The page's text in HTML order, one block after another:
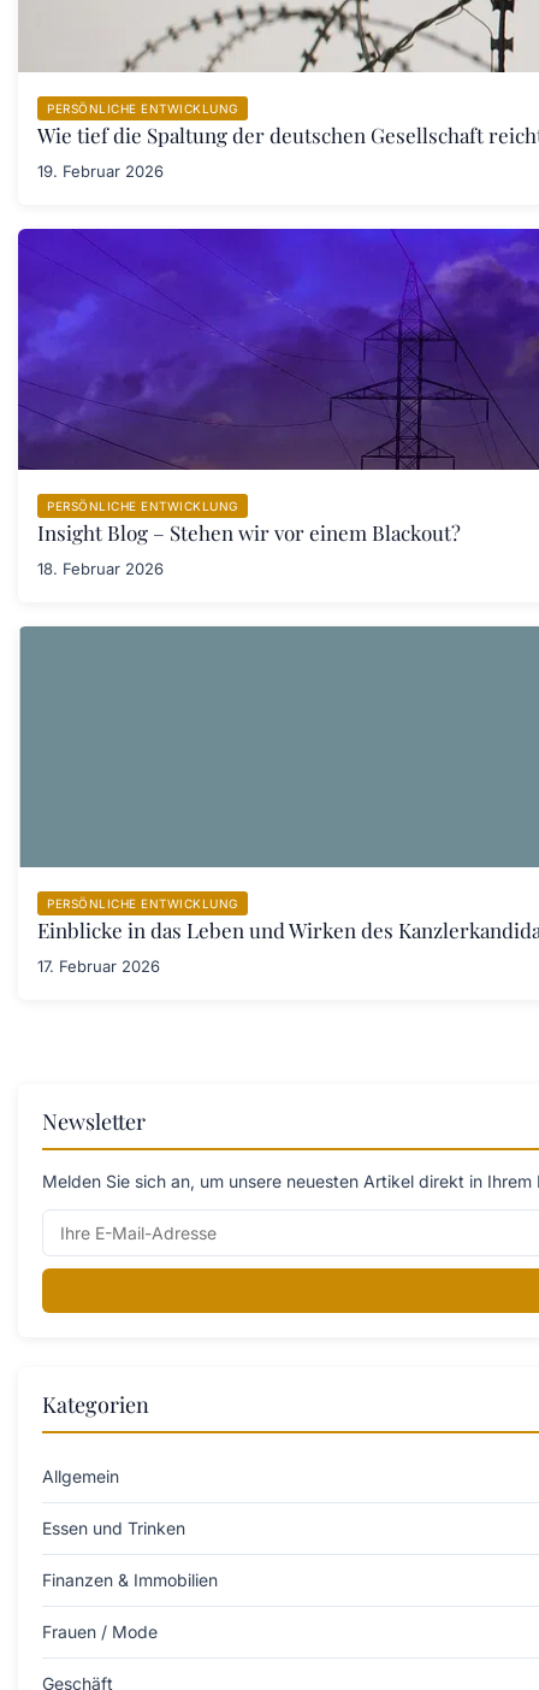
PERSÖNLICHE ENTWICKLUNG
Wie tief die Spaltung der deutschen Gesellschaft
19. Februar 2026
PERSÖNLICHE ENTWICKLUNG
Insight Blog – Stehen wir vor einem Blackout?
18. Februar 2026
PERSÖNLICHE ENTWICKLUNG
Einblicke in das Leben und Wirken des
17. Februar 2026
Newsletter
Melden Sie sich an, um unsere neuesten Artikel direkt in
Kategorien
Allgemein
Essen und Trinken
Finanzen & Immobilien
Frauen / Mode
Geschäft